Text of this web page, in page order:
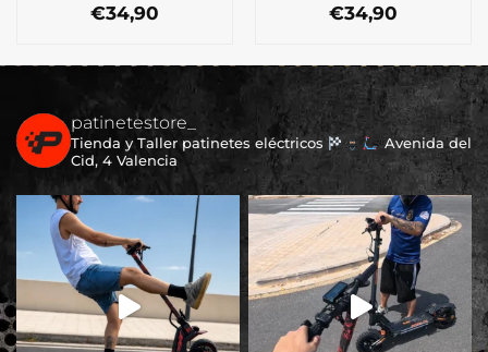
€34,90 €34,90
patinetestore_
Tienda y Taller patinetes eléctricos
Avenida del
Cid, 4 Valencia